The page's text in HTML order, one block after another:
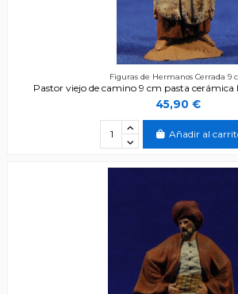
Figuras de Hermanos Cerrada 9
Pastor viejo de camino 9 cm pasta cerámica
45,90 €
Añadir al